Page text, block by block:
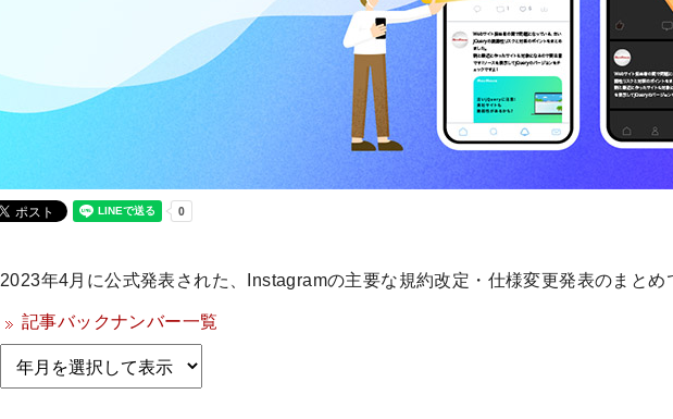
2023年4月に公式発表された、Instagramの主要な規約改定・仕様変更発表のまとめ
記事バックナンバー一覧